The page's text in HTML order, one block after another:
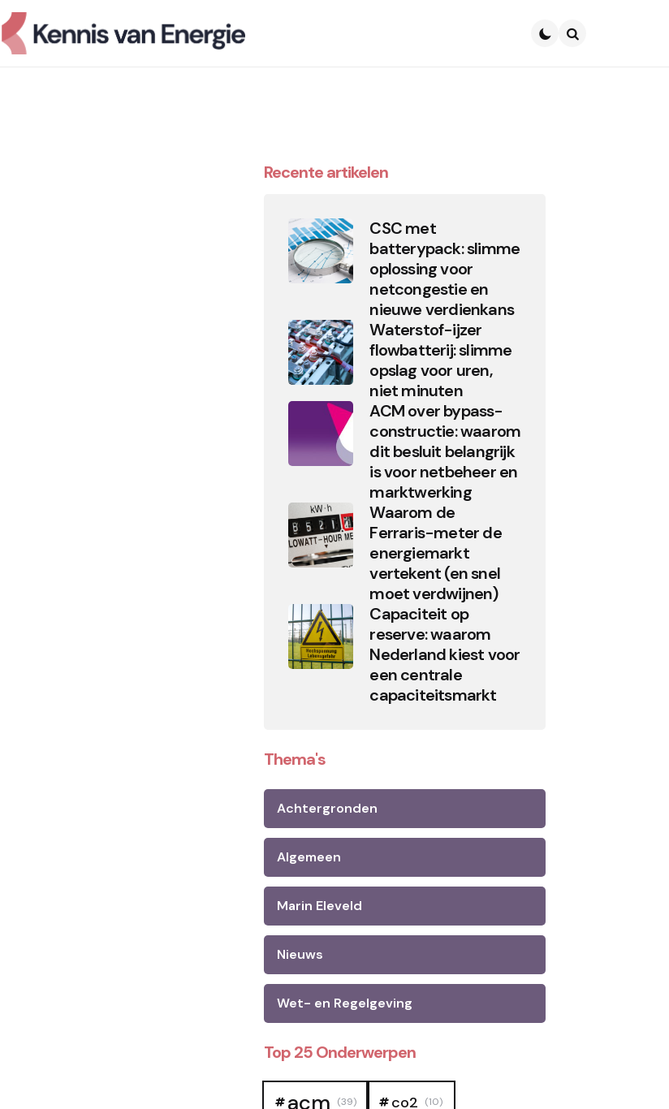
Recente artikelen
CSC met
batterypack: slimme
oplossing voor
netcongestie en
nieuwe verdienkans
Waterstof-ijzer
flowbatterij: slimme
opslag voor uren,
niet minuten
ACM over bypass-
constructie: waarom
dit besluit belangrijk
is voor netbeheer en
marktwerking
Waarom de
Ferraris-meter de
energiemarkt
vertekent (en snel
moet verdwijnen)
Capaciteit op
reserve: waarom
Nederland kiest voor
een centrale
capaciteitsmarkt
Thema's
Achtergronden
Algemeen
Marin Eleveld
Nieuws
Wet- en Regelgeving
Top 25 Onderwerpen
acm (39) co2 (10)